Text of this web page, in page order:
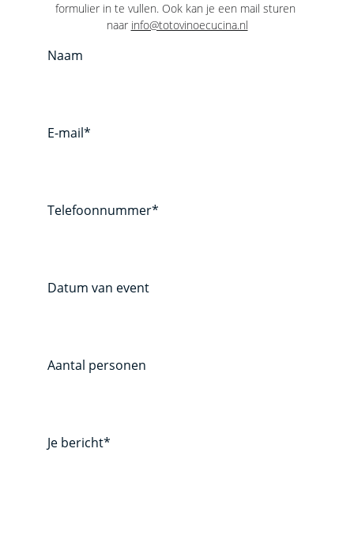
formulier in te vullen. Ook kan je een mail sturen
naar info@totovinoecucina.nl
Naam
E-mail*
Telefoonnummer*
Datum van event
Aantal personen
Je bericht*